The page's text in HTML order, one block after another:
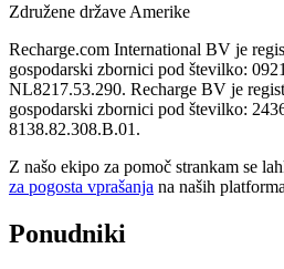
Združene države Amerike
Recharge.com International BV je
gospodarski zbornici pod številko:
NL8217.53.290. Recharge BV je
gospodarski zbornici pod številko:
8138.82.308.B.01.
Z našo ekipo za pomoč strankam se
za pogosta vprašanja na naših
Ponudniki